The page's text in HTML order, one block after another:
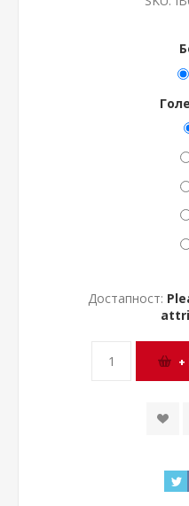
Достапност: